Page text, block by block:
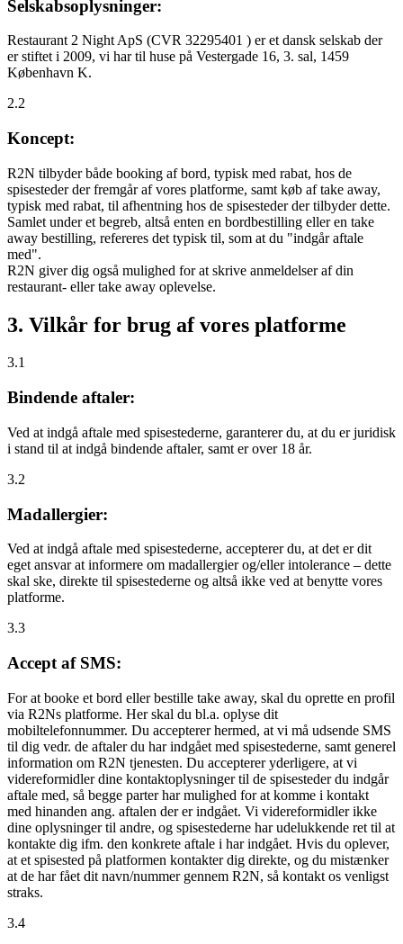
Selskabsoplysninger:
Restaurant 2 Night ApS (CVR 32295401 ) er et dansk selskab der
er stiftet i 2009, vi har til huse på Vestergade 16, 3. sal, 1459
København K.
2.2
Koncept:
R2N tilbyder både booking af bord, typisk med rabat, hos de
spisesteder der fremgår af vores platforme, samt køb af take away,
typisk med rabat, til afhentning hos de spisesteder der tilbyder dette.
Samlet under et begreb, altså enten en bordbestilling eller en take
away bestilling, refereres det typisk til, som at du "indgår aftale
med".
R2N giver dig også mulighed for at skrive anmeldelser af din
restaurant- eller take away oplevelse.
3. Vilkår for brug af vores platforme
3.1
Bindende aftaler:
Ved at indgå aftale med spisestederne, garanterer du, at du er juridisk
i stand til at indgå bindende aftaler, samt er over 18 år.
3.2
Madallergier:
Ved at indgå aftale med spisestederne, accepterer du, at det er dit
eget ansvar at informere om madallergier og/eller intolerance – dette
skal ske, direkte til spisestederne og altså ikke ved at benytte vores
platforme.
3.3
Accept af SMS:
For at booke et bord eller bestille take away, skal du oprette en profil
via R2Ns platforme. Her skal du bl.a. oplyse dit
mobiltelefonnummer. Du accepterer hermed, at vi må udsende SMS
til dig vedr. de aftaler du har indgået med spisestederne, samt generel
information om R2N tjenesten. Du accepterer yderligere, at vi
videreformidler dine kontaktoplysninger til de spisesteder du indgår
aftale med, så begge parter har mulighed for at komme i kontakt
med hinanden ang. aftalen der er indgået. Vi videreformidler ikke
dine oplysninger til andre, og spisestederne har udelukkende ret til at
kontakte dig ifm. den konkrete aftale i har indgået. Hvis du oplever,
at et spisested på platformen kontakter dig direkte, og du mistænker
at de har fået dit navn/nummer gennem R2N, så kontakt os venligst
straks.
3.4